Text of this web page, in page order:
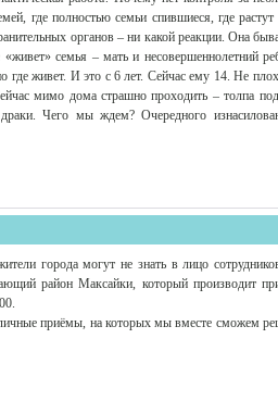
где полностью семьи спившиеся, где
органов – ни какой реакции. Она
семья – мать и несовершеннолетний
где живет. И это с 6 лет. Сейчас ему 14. Не
мимо дома страшно проходить – толпа
Чего мы ждем? Очередного
города могут не знать в лицо
район Максайки, который производит
приёмы, на которых мы вместе сможем